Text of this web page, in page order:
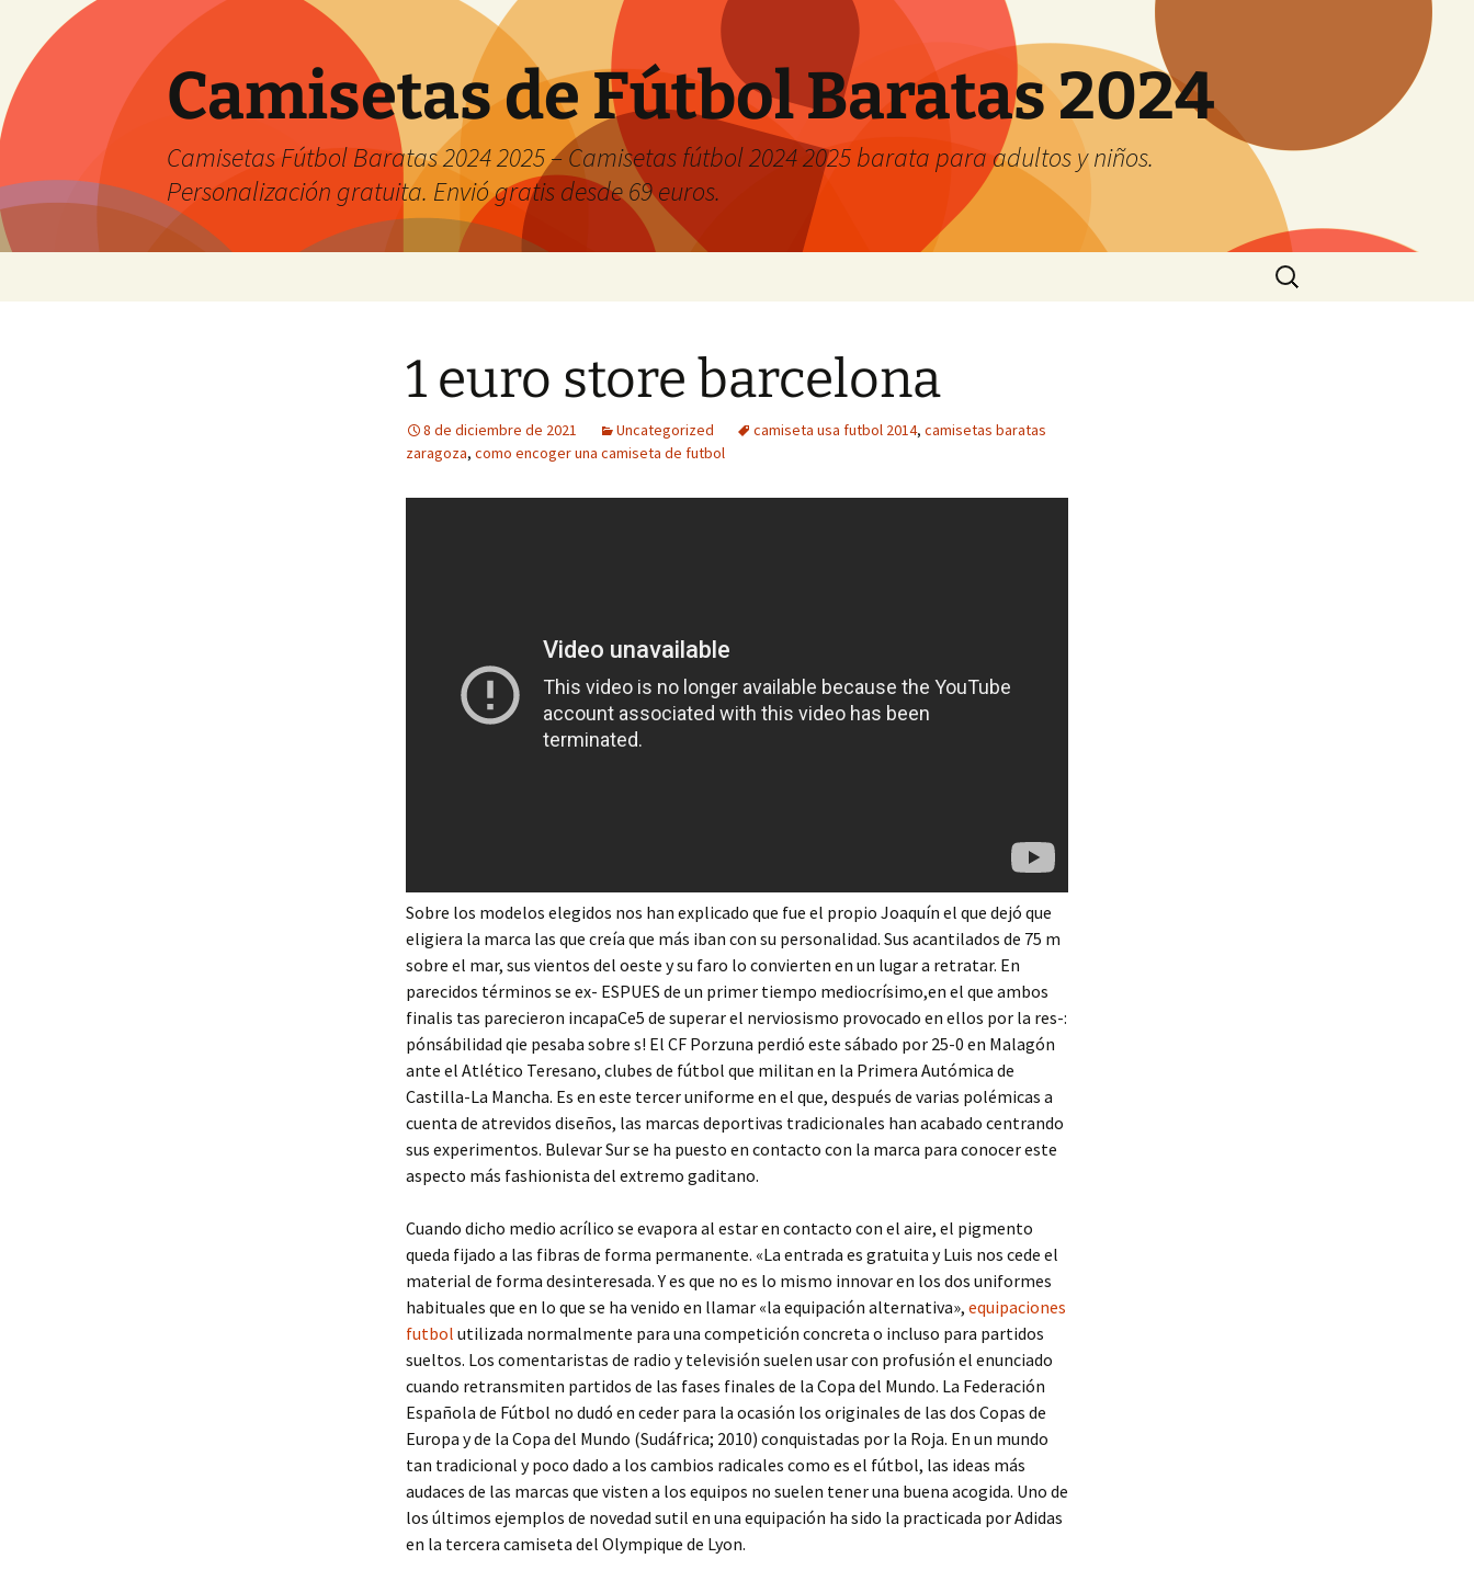
Camisetas de Fútbol Baratas 2024
Camisetas Fútbol Baratas 2024 2025 – Camisetas fútbol 2024 2025 barata para adultos y niños.
Personalización gratuita. Envió gratis desde 69 euros.
Buscar:
1 euro store barcelona
8 de diciembre de 2021 Uncategorized camiseta usa futbol 2014, camisetas baratas
zaragoza, como encoger una camiseta de futbol
Sobre los modelos elegidos nos han explicado que fue el propio Joaquín el que dejó que
eligiera la marca las que creía que más iban con su personalidad. Sus acantilados de 75 m
sobre el mar, sus vientos del oeste y su faro lo convierten en un lugar a retratar. En
parecidos términos se ex- ESPUES de un primer tiempo mediocrísimo,en el que ambos
finalis tas parecieron incapaCe5 de superar el nerviosismo provocado en ellos por la res-:
pónsábilidad qie pesaba sobre s! El CF Porzuna perdió este sábado por 25-0 en Malagón
ante el Atlético Teresano, clubes de fútbol que militan en la Primera Autómica de
Castilla-La Mancha. Es en este tercer uniforme en el que, después de varias polémicas a
cuenta de atrevidos diseños, las marcas deportivas tradicionales han acabado centrando
sus experimentos. Bulevar Sur se ha puesto en contacto con la marca para conocer este
aspecto más fashionista del extremo gaditano.
Cuando dicho medio acrílico se evapora al estar en contacto con el aire, el pigmento
queda fijado a las fibras de forma permanente. «La entrada es gratuita y Luis nos cede el
material de forma desinteresada. Y es que no es lo mismo innovar en los dos uniformes
habituales que en lo que se ha venido en llamar «la equipación alternativa», equipaciones
futbol utilizada normalmente para una competición concreta o incluso para partidos
sueltos. Los comentaristas de radio y televisión suelen usar con profusión el enunciado
cuando retransmiten partidos de las fases finales de la Copa del Mundo. La Federación
Española de Fútbol no dudó en ceder para la ocasión los originales de las dos Copas de
Europa y de la Copa del Mundo (Sudáfrica; 2010) conquistadas por la Roja. En un mundo
tan tradicional y poco dado a los cambios radicales como es el fútbol, las ideas más
audaces de las marcas que visten a los equipos no suelen tener una buena acogida. Uno de
los últimos ejemplos de novedad sutil en una equipación ha sido la practicada por Adidas
en la tercera camiseta del Olympique de Lyon.